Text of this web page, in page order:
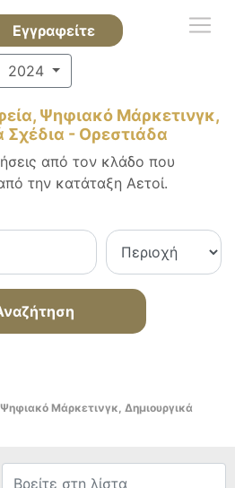
Εγγραφείτε
2024
Ψηφιακό Μάρκετινγκ,
Σχέδια - Ορεστιάδα
από τον κλάδο που
την κατάταξη Αετοί.
Μάρκετινγκ, Δημιουργικά